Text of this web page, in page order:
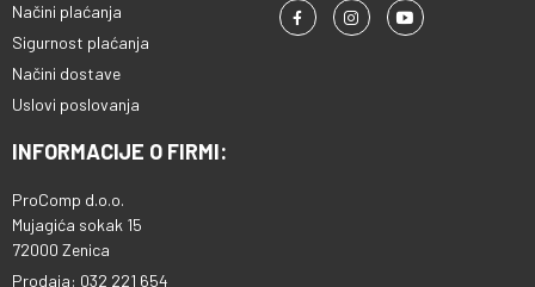
Načini plaćanja
Sigurnost plaćanja
Načini dostave
Uslovi poslovanja
INFORMACIJE O FIRMI:
ProComp d.o.o.
Mujagića sokak 15
72000 Zenica
Prodaja: 032 221 654